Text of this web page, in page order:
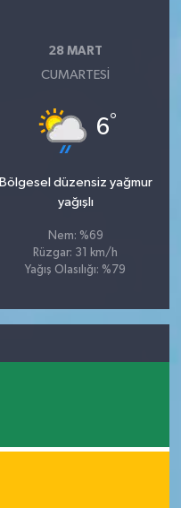
28 MART
CUMARTESI
6°
Bölgesel düzensiz yağmur
yağışlı
Nem: %69
Rüzgar: 31 km/h
Yağış Olasılığı: %79